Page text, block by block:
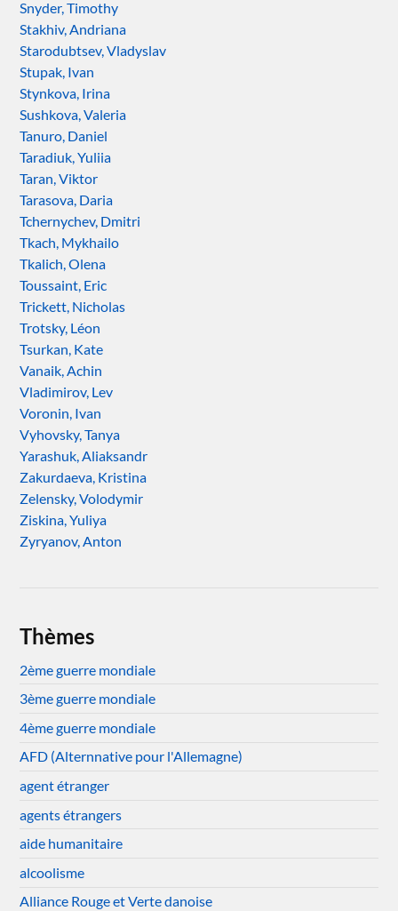
Snyder, Timothy
Stakhiv, Andriana
Starodubtsev, Vladyslav
Stupak, Ivan
Stynkova, Irina
Sushkova, Valeria
Tanuro, Daniel
Taradiuk, Yuliia
Taran, Viktor
Tarasova, Daria
Tchernychev, Dmitri
Tkach, Mykhailo
Tkalich, Olena
Toussaint, Eric
Trickett, Nicholas
Trotsky, Léon
Tsurkan, Kate
Vanaik, Achin
Vladimirov, Lev
Voronin, Ivan
Vyhovsky, Tanya
Yarashuk, Aliaksandr
Zakurdaeva, Kristina
Zelensky, Volodymir
Ziskina, Yuliya
Zyryanov, Anton
Thèmes
2ème guerre mondiale
3ème guerre mondiale
4ème guerre mondiale
AFD (Alternnative pour l'Allemagne)
agent étranger
agents étrangers
aide humanitaire
alcoolisme
Alliance Rouge et Verte danoise